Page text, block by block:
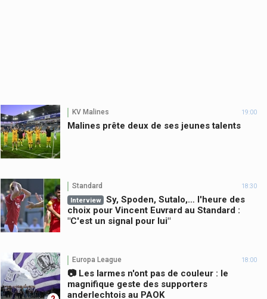
KV Malines 19:00
Malines prête deux de ses jeunes talents
Standard 18:30
Interview
Sy, Spoden, Sutalo,… l'heure des
choix pour Vincent Euvrard au Standard :
"C'est un signal pour lui"
Europa League 18:00
📷 Les larmes n'ont pas de couleur : le
magnifique geste des supporters
anderlechtois au PAOK